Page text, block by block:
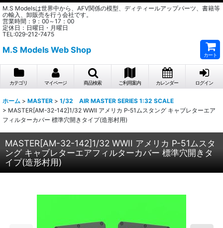
M.S Modelsは世界中から、AFV関係の模型、ディティールアップパーツ、書籍等
の輸入、卸販売を行う会社です。
営業時間：9：00～17：00
定休日：日曜日・月曜日
TEL:029-212-7475
M.S Models Web Shop
カート
カテゴリ マイページ 商品検索 ご利用案内 カレンダー ログイン
ホーム > MASTER > 1/32 AIR MASTER SERIES 1:32 SCALE
> MASTER[AM-32-142]1/32 WWII アメリカ P-51ムスタング キャブレターエア
フィルターカバー 標準穴開きタイプ(造形村用)
MASTER[AM-32-142]1/32 WWII アメリカ P-51ムスタ
ング キャブレターエアフィルターカバー 標準穴開きタ
イプ(造形村用)